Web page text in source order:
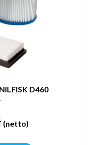
D460
(netto)